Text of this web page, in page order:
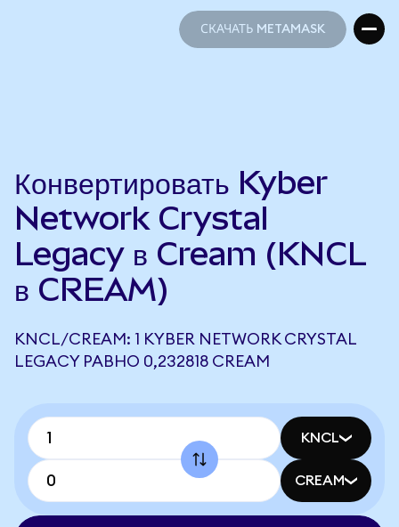
СКАЧАТЬ METAMASK
Конвертировать Kyber
Network Crystal
Legacy в Cream (KNCL
в CREAM)
KNCL/CREAM: 1 KYBER NETWORK CRYSTAL
LEGACY РАВНО 0,232818 CREAM
KNCL
CREAM